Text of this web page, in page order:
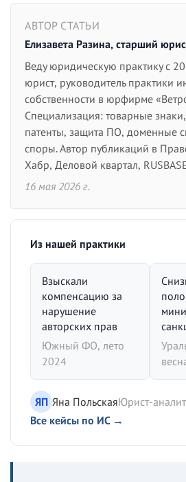
АВТОР СТАТЬИ
Елизавета Разина, старший
Веду юридическую практику с
юрист, руководитель практики
собственности в юрфирме
Специализация: товарные
патенты, защита ПО, доменные
споры. Автор публикаций в
Хабр, Деловой квартал,
16 мая 2026 г.
Из нашей практики
Взыскали
компенсацию за
нарушение
авторских прав
Южный ФО, лето
2024
ЯП Яна ПольскаяЮрист-
Все кейсы по ИС →